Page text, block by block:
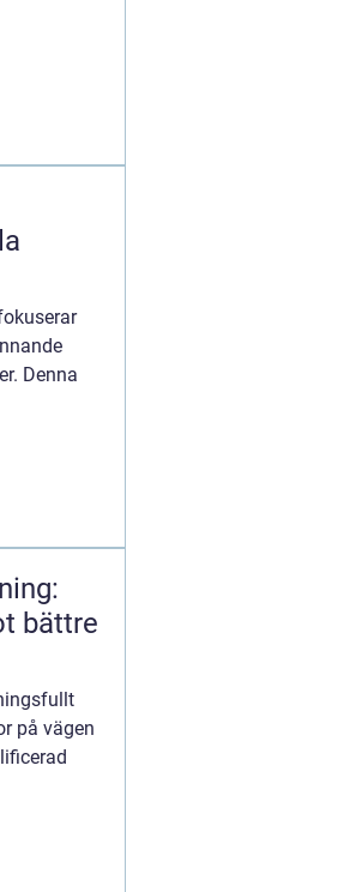
Denna
bättre
på vägen